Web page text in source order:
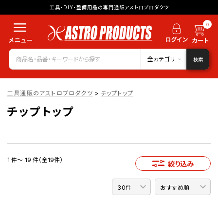
工具・DIY・整備用品の専門通販アストロプロダクツ
0
全カテゴリ 検索
工具通販のアストロプロダクツ > チップトップ
チップトップ
1 件～ 19 件（全19件） 絞り込み